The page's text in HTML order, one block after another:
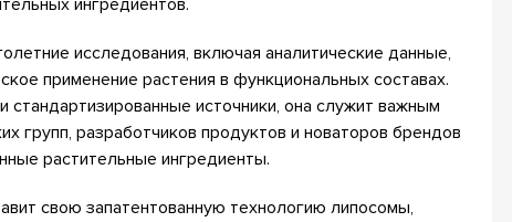
ингредиентов.
исследования, включая аналитические данные,
применение растения в функциональных составах.
источники, она служит важным
групп, разработчиков продуктов и новаторов брендов
растительные ингредиенты.
свою запатентованную технологию липосомы,